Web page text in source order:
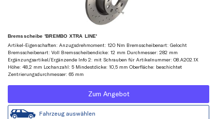
Bremsscheibe 'BREMBO XTRA LINE'
Artikel-Eigenschaften: Anzugsdrehmoment: 120 Nm Bremsscheibenart: Gelocht
Bremsscheibenart: Voll Bremsscheibendicke: 12 mm Durchmesser: 282 mm
Ergänzungsartikel/Ergänzende Info 2: mit Schrauben für Artikelnummer: 08.A202.1X
Höhe: 48,2 mm Lochanzahl: 5 Mindestdicke: 10,5 mm Oberfläche: beschichtet
Zentrierungsdurchmesser: 65 mm
Zum Angebot
Fahrzeug auswählen